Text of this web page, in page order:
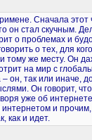
Сначала этот
он стал скучным.
о проблемах и
о тех, для
тому же месту. Он
на мир с
он, так или иначе,
Он говорит,
уже об
и
как и идет.